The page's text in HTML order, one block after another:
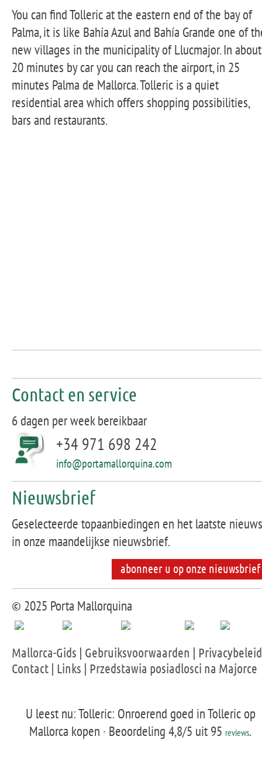
You can find Tolleric at the eastern end of the bay of
Palma, it is like Bahía Azul and Bahía Grande one of
new villages in the municipality of Llucmajor. In about
20 minutes by car you can reach the airport, in 25
minutes Palma de Mallorca. Tolleric is a quiet
residential area which offers shopping possibilities,
bars and restaurants.
Contact en service
6 dagen per week bereikbaar
+34 971 698 242
info@portamallorquina.com
Nieuwsbrief
Geselecteerde topaanbiedingen en het laatste nieuws
in onze maandelijkse nieuwsbrief.
abonneer u op onze nieuwsbrief
© 2025 Porta Mallorquina
Mallorca-Gids | Gebruiksvoorwaarden | Privacybeleid
Contact | Links | Przedstawia posiadlosci na Majorce
U leest nu: Tolleric: Onroerend goed in Tolleric op
Mallorca kopen · Beoordeling 4,8/5 uit 95 reviews.